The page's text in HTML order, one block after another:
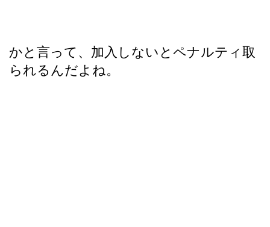
かと言って、加入しないとペナルティ取
られるんだよね。